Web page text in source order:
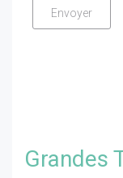
Grandes